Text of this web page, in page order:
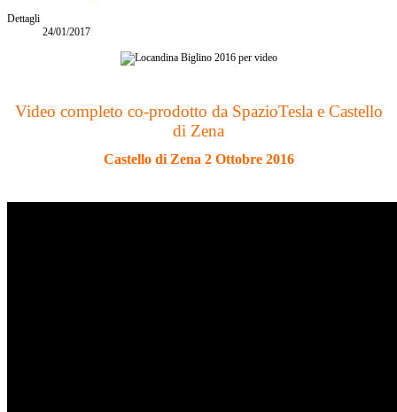
Dettagli
24/01/2017
Video completo co-prodotto da SpazioTesla e Castello
di Zena
Castello di Zena 2 Ottobre 2016